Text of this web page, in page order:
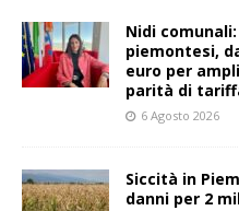
Nidi
piemontesi,
euro per
parità di
6 Agosto 2026
Siccità in
danni per 2